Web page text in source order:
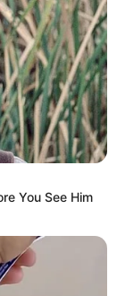
You See Him